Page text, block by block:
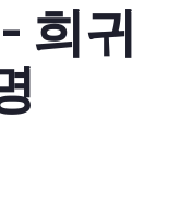
희귀